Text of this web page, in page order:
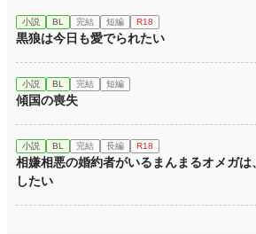
月間ポイント 3,190 pt (11,723 位)
累計ポイント 99,923 pt (30,461 位)
小説 BL 完結 短編 R18
黒狼は今日も愛でられたい
小説 BL 完結 短編
傾国の喪失
小説 BL 完結 長編 R18
相嫌相悪の婚約者がいるまんまるオメガは
したい